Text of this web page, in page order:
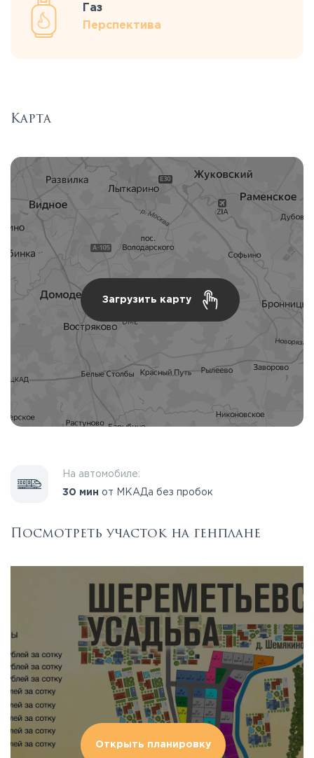
Газ
Перспектива
Карта
Загрузить карту
На автомобиле:
30 мин от МКАДа без пробок
Посмотреть участок на генплане
Открыть планировку